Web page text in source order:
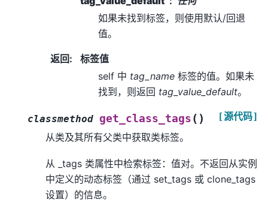
如果未找到标签，则使用默认/回退
值。
返回:
标签值
self 中 tag_name 标签的值。如果未
找到，则返回 tag_value_default。
classmethod get_class_tags ( ) [源代码]
从类及其所有父类中获取类标签。
从 _tags 类属性中检索标签：值对。不返回从实例
中定义的动态标签（通过 set_tags 或 clone_tags
设置）的信息。